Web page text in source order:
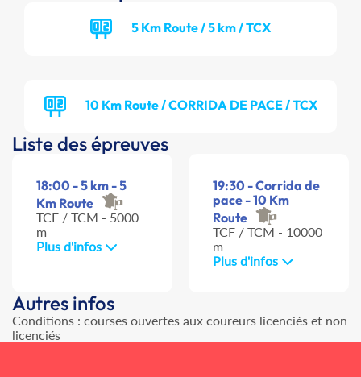
5 Km Route / 5 km / TCX
10 Km Route / CORRIDA DE PACE / TCX
Liste des épreuves
18:00 - 5 km - 5
Km Route
TCF / TCM - 5000
m
Plus d'infos
19:30 - Corrida de
pace - 10 Km
Route
TCF / TCM - 10000
m
Plus d'infos
Autres infos
Conditions : courses ouvertes aux coureurs licenciés et non
licenciés